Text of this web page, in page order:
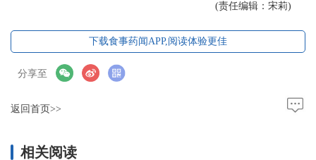
(责任编辑：宋莉)
下载食事药闻APP,阅读体验更佳
分享至
返回首页>>
相关阅读